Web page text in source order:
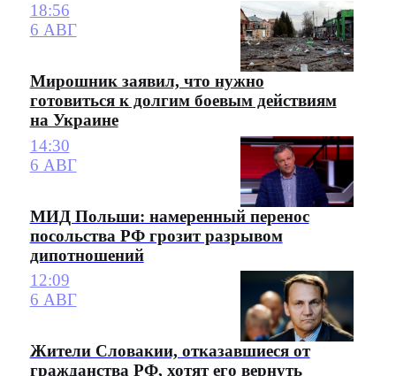
18:56
6 АВГ
Мирошник заявил, что нужно
готовиться к долгим боевым действиям
на Украине
14:30
6 АВГ
МИД Польши: намеренный перенос
посольства РФ грозит разрывом
дипотношений
12:09
6 АВГ
Жители Словакии, отказавшиеся от
гражданства РФ, хотят его вернуть